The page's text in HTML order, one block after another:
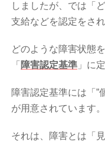
しましたが、では「
支給などを認定をさ
どのような障害状態
「 障害認定基準 」に
障害認定基準には「”
が用意されています。
それは、障害とは「